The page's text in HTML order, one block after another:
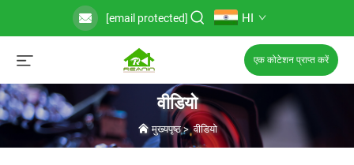
[email protected] HI
एक कोटेशन प्राप्त करें
वीडियो
मुख्यपृष्ठ>वीडियो